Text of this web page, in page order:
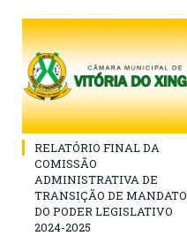
RELATÓRIO FINAL DA
COMISSÃO
ADMINISTRATIVA DE
TRANSIÇÃO DE MANDATO
DO PODER LEGISLATIVO
2024-2025